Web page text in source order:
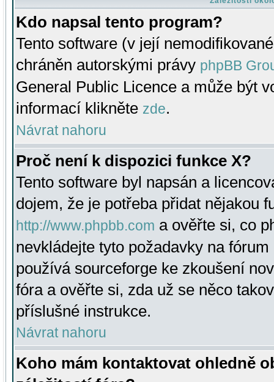
Kdo napsal tento program?
Tento software (v její
chráněn autorskými právy phpBB
General Public Licence a může být
informací klikněte zde.
Návrat nahoru
Proč není k dispozici funkce X?
Tento software byl napsán a
dojem, že je potřeba přidat nějakou
http://www.phpbb.com a ověřte si, co
nevkládejte tyto požadavky na
používá sourceforge ke zkoušení
fóra a ověřte si, zda už se něco
příslušné instrukce.
Návrat nahoru
Koho mám kontaktovat ohledně